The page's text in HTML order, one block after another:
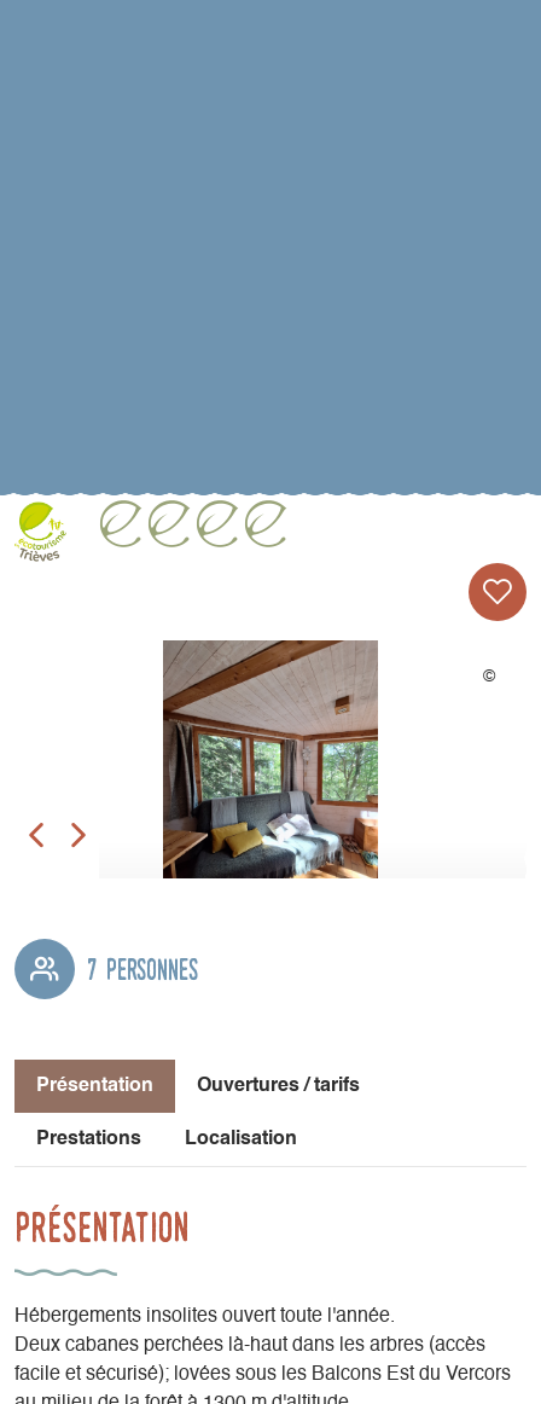
7 personnes
Présentation Ouvertures / tarifs
Prestations Localisation
Présentation
Hébergements insolites ouvert toute l'année.
Deux cabanes perchées là-haut dans les arbres (accès
facile et sécurisé); lovées sous les Balcons Est du Vercors